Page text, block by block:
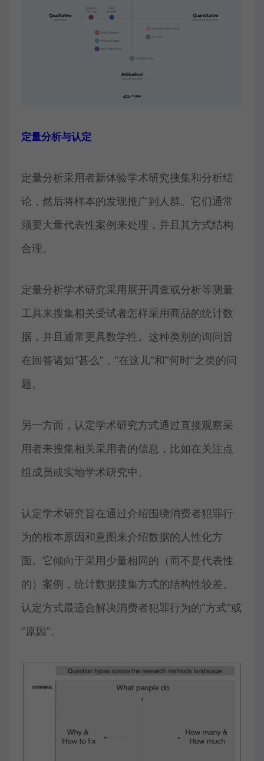
定量分析与认定
定量分析采用者新体验学术研究搜集和分析结
论，然后将样本的发现推广到人群。它们通常
须要大量代表性案例来处理，并且其方式结构
合理。
定量分析学术研究采用展开调查或分析等测量
工具来搜集相关受试者怎样采用商品的统计数
据，并且通常更具数学性。这种类别的询问旨
在回答诸如“甚么”，“在这儿”和“何时”之类的问
题。
另一方面，认定学术研究方式通过直接观察采
用者来搜集相关采用者的信息，比如在关注点
组成员或实地学术研究中。
认定学术研究旨在通过介绍围绕消费者犯罪行
为的根本原因和意图来介绍数据的人性化方
面。它倾向于采用少量相同的（而不是代表性
的）案例，统计数据搜集方式的结构性较差。
认定方式最适合解决消费者犯罪行为的“方式”或
“原因”。